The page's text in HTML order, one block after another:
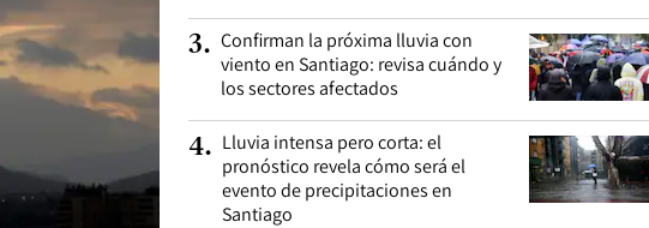
3. Confirman la próxima lluvia con
viento en Santiago: revisa cuándo y
los sectores afectados
4. Lluvia intensa pero corta: el
pronóstico revela cómo será el
evento de precipitaciones en
Santiago